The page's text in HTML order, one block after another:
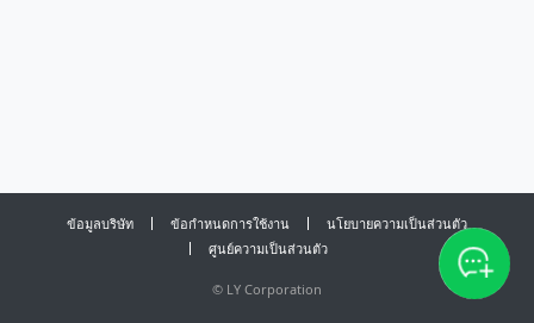
ข้อมูลบริษัท ข้อกำหนดการใช้งาน
นโยบายความเป็นส่วนตัว
ศูนย์ความเป็นส่วนตัว
© LY Corporation